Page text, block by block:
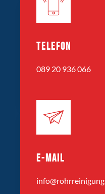
TELEFON
089 20 936 066
E-MAIL